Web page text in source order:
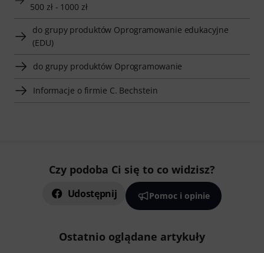
500 zł - 1000 zł
do grupy produktów Oprogramowanie edukacyjne
(EDU)
do grupy produktów Oprogramowanie
Informacje o firmie C. Bechstein
Czy podoba Ci się to co widzisz?
Udostępnij Pomoc i opinie
Ostatnio oglądane artykuły